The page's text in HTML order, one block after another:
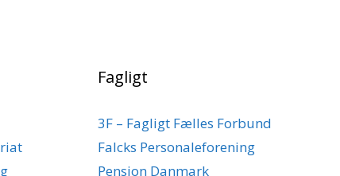
Fagligt
3F – Fagligt Fælles Forbund
Falcks Personaleforening
Pension Danmark